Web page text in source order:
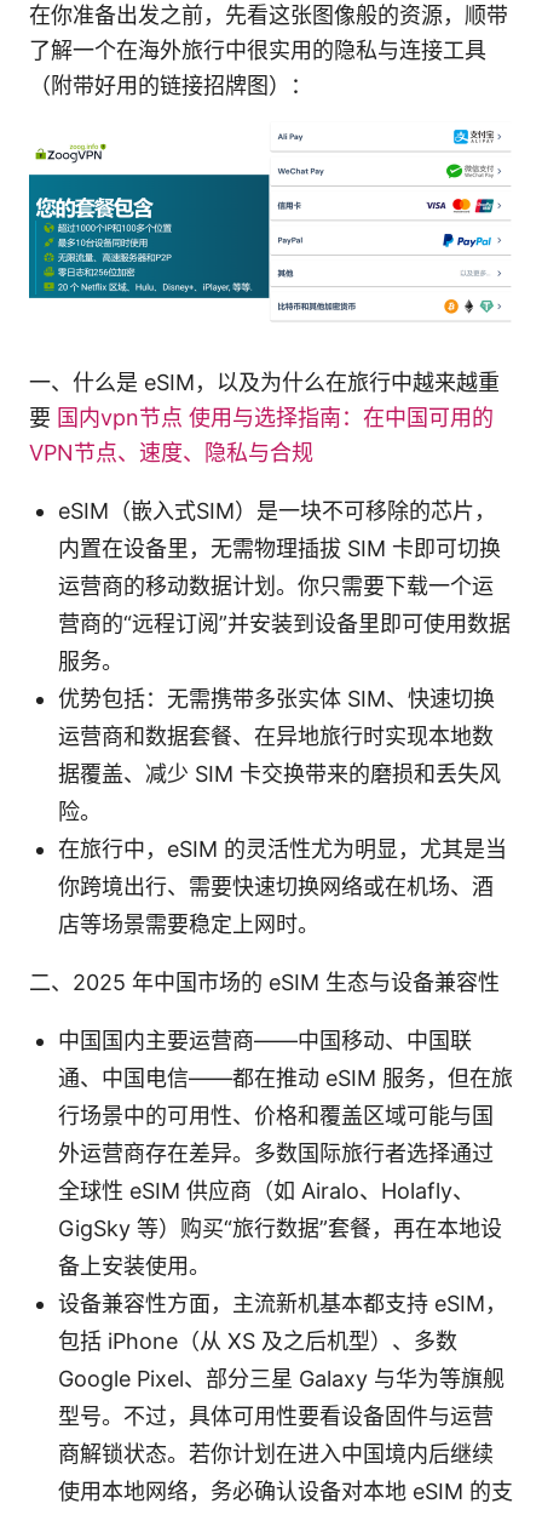
在你准备出发之前，先看这张图像般的资源，顺带
了解一个在海外旅行中很实用的隐私与连接工具
（附带好用的链接招牌图）：
一、什么是 eSIM，以及为什么在旅行中越来越重
要 国内vpn节点 使用与选择指南：在中国可用的
VPN节点、速度、隐私与合规
eSIM（嵌入式SIM）是一块不可移除的芯片，
内置在设备里，无需物理插拔 SIM 卡即可切换
运营商的移动数据计划。你只需要下载一个运
营商的“远程订阅”并安装到设备里即可使用数据
服务。
优势包括：无需携带多张实体 SIM、快速切换
运营商和数据套餐、在异地旅行时实现本地数
据覆盖、减少 SIM 卡交换带来的磨损和丢失风
险。
在旅行中，eSIM 的灵活性尤为明显，尤其是当
你跨境出行、需要快速切换网络或在机场、酒
店等场景需要稳定上网时。
二、2025 年中国市场的 eSIM 生态与设备兼容性
中国国内主要运营商——中国移动、中国联
通、中国电信——都在推动 eSIM 服务，但在旅
行场景中的可用性、价格和覆盖区域可能与国
外运营商存在差异。多数国际旅行者选择通过
全球性 eSIM 供应商（如 Airalo、Holafly、
GigSky 等）购买“旅行数据”套餐，再在本地设
备上安装使用。
设备兼容性方面，主流新机基本都支持 eSIM，
包括 iPhone（从 XS 及之后机型）、多数
Google Pixel、部分三星 Galaxy 与华为等旗舰
型号。不过，具体可用性要看设备固件与运营
商解锁状态。若你计划在进入中国境内后继续
使用本地网络，务必确认设备对本地 eSIM 的支